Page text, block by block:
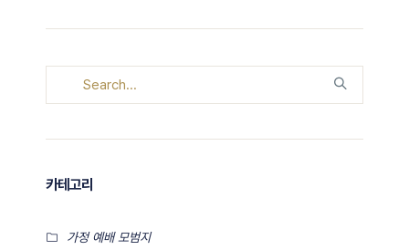
카테고리
가정 예배 모범지